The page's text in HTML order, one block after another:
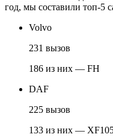
год, мы составили топ-5
Volvo
231 вызов
186 из них — FH
DAF
225 вызов
133 из них —